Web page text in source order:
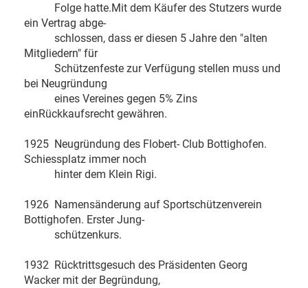
Folge hatte.Mit dem Käufer des Stutzers wurde
ein Vertrag abge-
schlossen, dass er diesen 5 Jahre den "alten
Mitgliedern" für
Schützenfeste zur Verfügung stellen muss und
bei Neugründung
eines Vereines gegen 5% Zins
einRückkaufsrecht gewähren.
1925 Neugründung des Flobert- Club Bottighofen.
Schiessplatz immer noch
hinter dem Klein Rigi.
1926 Namensänderung auf Sportschützenverein
Bottighofen. Erster Jung-
schützenkurs.
1932 Rücktrittsgesuch des Präsidenten Georg
Wacker mit der Begründung,